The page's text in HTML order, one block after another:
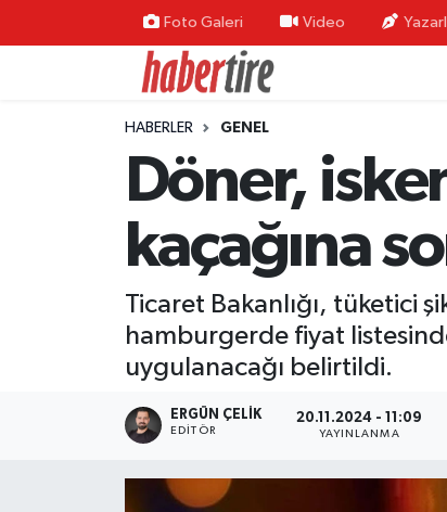
Foto Galeri Video
HABERLER GENEL
Döner,
kaçağına
Ticaret Bakanlığı, tüketici
hamburgerde fiyat
uygulanacağı belirtildi.
ERGÜN ÇELIK
EDITÖR
20.11.2024 - 11:09
YAYINLANMA
Tire Nöbetçi Eczaneler
Tire Hava Durumu
Tire Trafik Yoğunluk Haritası
Süper Lig Puan Durumu ve Fikstür
Tüm Manşetler
Son Dakika Haberleri
Haber Arşivi